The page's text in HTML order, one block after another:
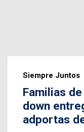
Siempre Juntos
Familias
down
adportas